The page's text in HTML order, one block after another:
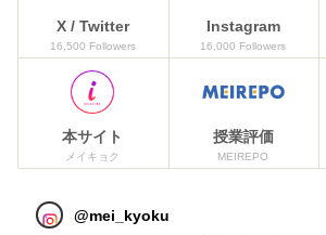
X / Twitter
16,500 Followers
Instagram
16,000 Followers
本サイト
メイキョク
授業評価
MEIREPO
@mei_kyoku